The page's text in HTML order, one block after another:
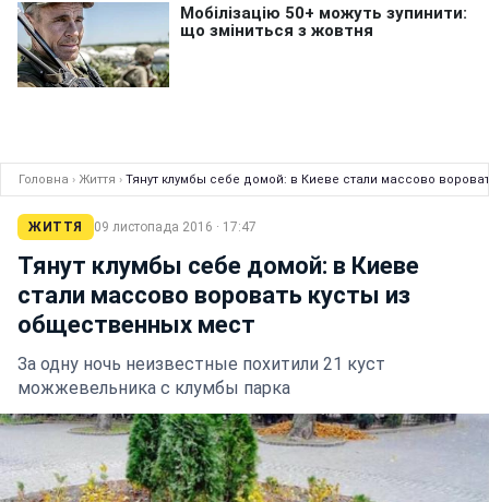
Головна › Життя › Тянут клумбы себе домой: в Киеве стали массово
ЖИТТЯ 09 листопада 2016 · 17:47
Тянут клумбы себе домой: в Киеве
стали массово воровать кусты из
общественных мест
За одну ночь неизвестные похитили 21 куст
можжевельника с клумбы парка